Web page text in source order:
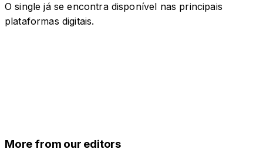
O single já se encontra disponível nas principais
plataformas digitais.
More from our editors